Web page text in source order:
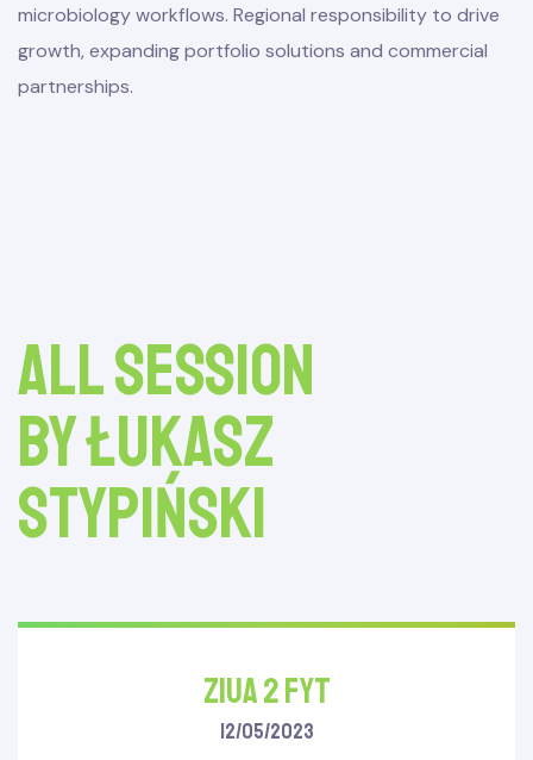
microbiology workflows. Regional responsibility to drive
growth, expanding portfolio solutions and commercial
partnerships.
All session
by Łukasz
Stypiński
Ziua 2 FYT
12/05/2023